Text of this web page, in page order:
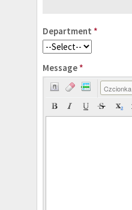
Department *
Message *
Czcionka